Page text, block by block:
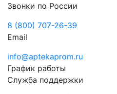
Звонки по России
8 (800) 707-26-39
Email
info@aptekaprom.ru
График работы
Служба поддержки